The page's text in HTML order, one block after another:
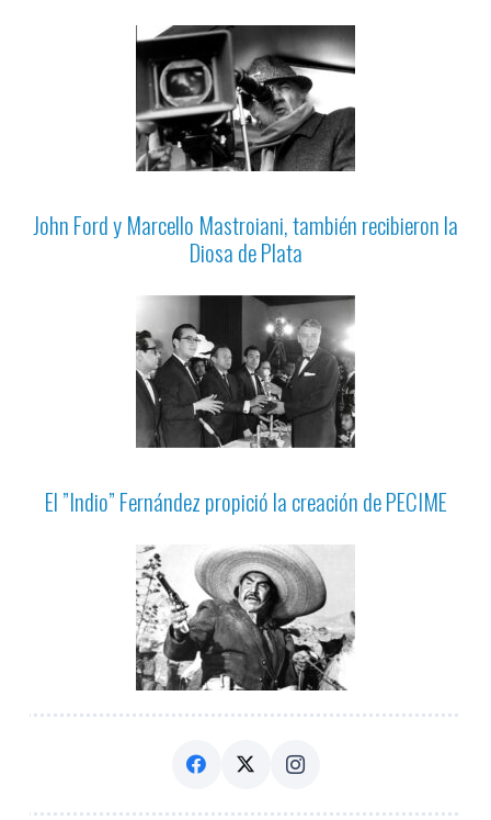
John Ford y Marcello Mastroiani, también recibieron la
Diosa de Plata
El ”Indio” Fernández propició la creación de PECIME